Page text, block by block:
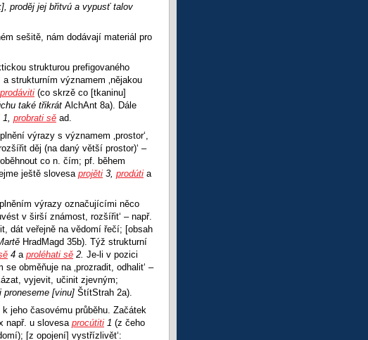
proděj jej břitvú a vypusť talov
sešitě, nám dodávají materiál pro
strukturou prefigovaného
strukturním významem ‚nějakou
prodáviti (co skrzě co [tkaninu]
také třikrát AlchAnt 8a). Dále
1, probrati sě ad.
výrazy s významem ‚prostor‘,
děj (na daný větší prostor)‘ –
co n. čím; pf. během
ještě slovesa projěti 3, prodúti a
výrazy označujícími něco
v širší známost, rozšířit‘ – např.
dát veřejně na vědomí řečí; [obsah
HradMagd 35b). Týž strukturní
4 a proléhati sě 2. Je-li v pozici
obměňuje na ‚prozradit, odhalit‘ –
vyjevit, učinit zjevným;
proneseme [vinu] ŠtítStrah 2a).
jeho časovému průběhu. Začátek
např. u slovesaprocútiti 1 (z čeho
[z opojení] vystřízlivět‘: